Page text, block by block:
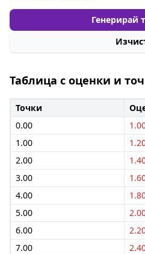
Генерирай
Таблица с оценки и
Точки
0.00
1.00
2.00
3.00
4.00
5.00
6.00
7.00